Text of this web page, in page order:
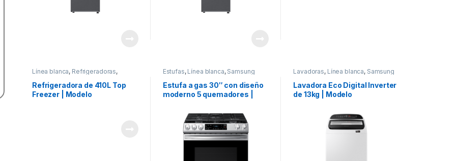
Línea blanca, Refrigeradoras,
Refrigeradora de 410L Top
Freezer | Modelo
Estufas, Línea blanca, Samsung
Estufa a gas 30″ con diseño
moderno 5 quemadores |
Lavadoras, Línea blanca, Samsung
Lavadora Eco Digital Inverter
de 13kg | Modelo